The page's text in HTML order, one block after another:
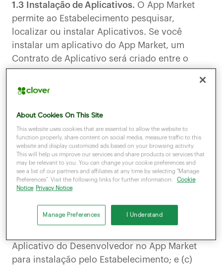
1.3 Instalação de Aplicativos. O App Market
permite ao Estabelecimento pesquisar,
localizar ou instalar Aplicativos. Se você
instalar um aplicativo do App Market, um
Contrato de Aplicativo será criado entre o
Estabelecimento e o Desenvolvedor
correspondente quando você clicar no botão
do Estabelecimento de usar o Aplicativo será
regido pelos termos do Contrato de Aplicativo.
O Desenvolvedor tem o direito de exigir o
cumprimento do Contrato de Aplicativo. A
menos que a Fiserv seja o Desenvolvedor de
um Aplicativo específico, a Fiserv: (a) não é
parte do Contrato de Aplicativo; (b) não detém
ou possui uma licença que lhe conceda o
direito de usar qualquer um dos Aplicativos,
Aplicativo do Desenvolvedor no App Market
para instalação pelo Estabelecimento; e (c)
About Cookies On This Site
This website uses cookies that are essential to allow the website to
function properly, share content on social media, measure traffic to this
website and display customized ads based on your browsing activity.
This will help us improve our services and share products or services that
may be relevant to you. You can change your cookie preferences and
see a list of our partners and affiliates at any time by selecting "Manage
Preferences". Visit the following links for further information:
Cookie
Notice
Privacy Notice
Manage Preferences I Understand